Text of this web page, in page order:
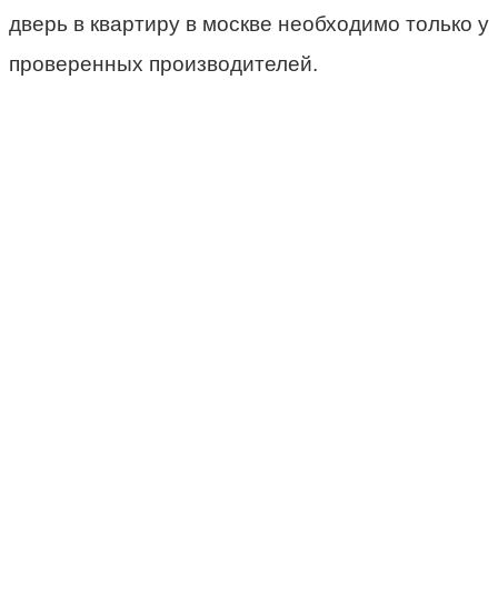
дверь в квартиру в москве необходимо только у
проверенных производителей.